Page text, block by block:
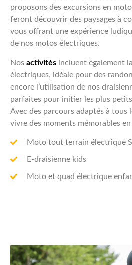
proposons des excursions en
feront découvrir des paysages à
vous offrant une expérience
de nos motos électriques.
Nos activités incluent également
électriques, idéale pour des
encore l’utilisation de nos
parfaites pour initier les plus
Avec des parcours adaptés à tous
vivre des moments mémorables
Moto tout terrain électrique
E-draisienne kids
Moto et quad électrique